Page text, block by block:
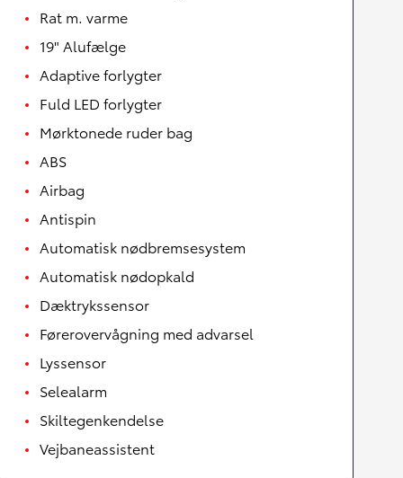
Rat m. varme
19" Alufælge
Adaptive forlygter
Fuld LED forlygter
Mørktonede ruder bag
ABS
Airbag
Antispin
Automatisk nødbremsesystem
Automatisk nødopkald
Dæktrykssensor
Førerovervågning med advarsel
Lyssensor
Selealarm
Skiltegenkendelse
Vejbaneassistent